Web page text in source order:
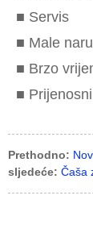
■ Servis
■ Male
■ Brzo
■ Prijenosni
Prethodno:
sljedeće: Čaša